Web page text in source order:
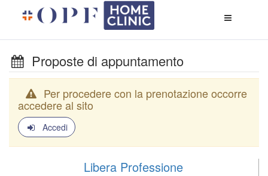
di
Proposte di appuntamento
Per procedere con la prenotazione occorre
accedere al sito
Accedi
Libera Professione